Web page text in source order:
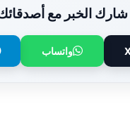
شارك الخبر مع
واتساب